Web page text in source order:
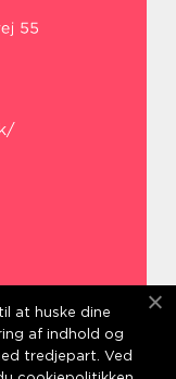
at huske dine
af indhold og
tredjepart. Ved